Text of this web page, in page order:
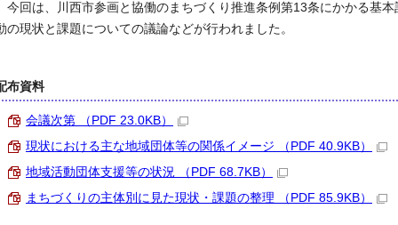
今回は、川西市参画と協働のまちづくり推進条例第13条にかかる基
の現状と課題についての議論などが行われました。
布資料
会議次第 （PDF 23.0KB）
現状における主な地域団体等の関係イメージ （PDF 40.9KB）
地域活動団体支援等の状況 （PDF 68.7KB）
まちづくりの主体別に見た現状・課題の整理 （PDF 85.9KB）